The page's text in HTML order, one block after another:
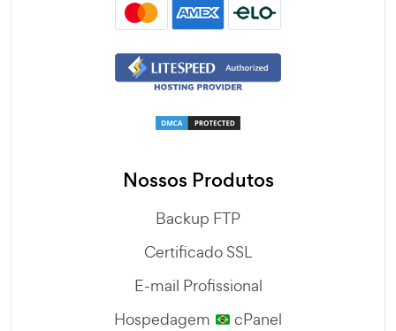
Nossos Produtos
Backup FTP
Certificado SSL
E-mail Profissional
Hospedagem
cPanel